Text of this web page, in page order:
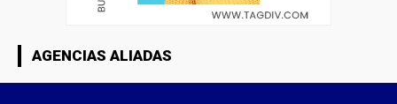
AGENCIAS ALIADAS